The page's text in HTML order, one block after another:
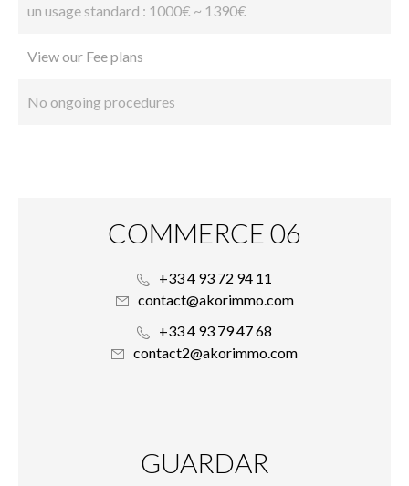
un usage standard : 1000€ ~ 1390€
View our Fee plans
No ongoing procedures
COMMERCE 06
+33 4 93 72 94 11
contact@akorimmo.com
+33 4 93 79 47 68
contact2@akorimmo.com
GUARDAR